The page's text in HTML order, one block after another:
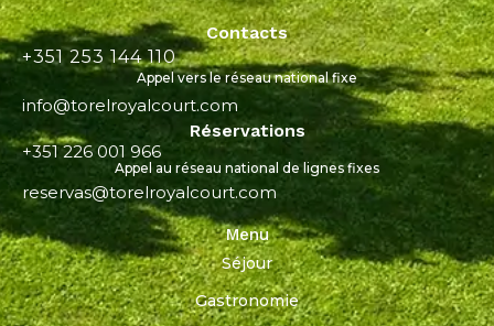
Contacts
+351 253 144 110
Appel vers le réseau national fixe
info@torelroyalcourt.com
Réservations
+351 226 001 966
Appel au réseau national de lignes fixes
reservas@torelroyalcourt.com
Menu
Séjour
Gastronomie